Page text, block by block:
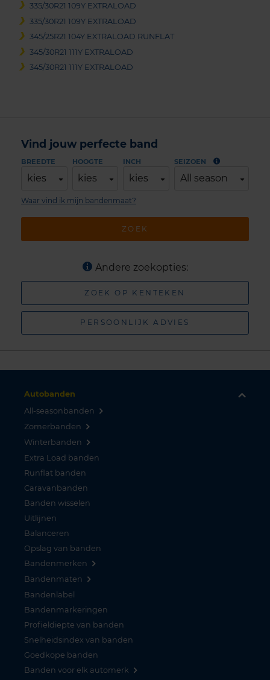
335/30R21 109Y EXTRALOAD
335/30R21 109Y EXTRALOAD
345/25R21 104Y EXTRALOAD RUNFLAT
345/30R21 111Y EXTRALOAD
345/30R21 111Y EXTRALOAD
Vind jouw perfecte band
BREEDTE
kies
HOOGTE
kies
INCH
kies
SEIZOEN
All season
ZOEK
Waar vind ik mijn bandenmaat?
Andere zoekopties:
ZOEK OP KENTEKEN
PERSOONLIJK ADVIES
Autobanden
All-seasonbanden
Zomerbanden
Winterbanden
Extra Load banden
Runflat banden
Caravanbanden
Banden wisselen
Uitlijnen
Balanceren
Opslag van banden
Bandenmerken
Bandenmaten
Bandenlabel
Bandenmarkeringen
Profieldiepte van banden
Snelheidsindex van banden
Goedkope banden
Banden voor elk automerk